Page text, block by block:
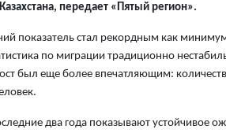
передает «Пятый регион».
показатель стал рекордным как
по миграции традиционно
был еще более впечатляющим:
два года показывают устойчивое